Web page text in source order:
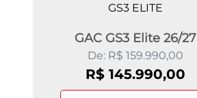
GS3 ELITE
GAC GS3 Elite 26/27
De: R$ 159.990,00
R$ 145.990,00